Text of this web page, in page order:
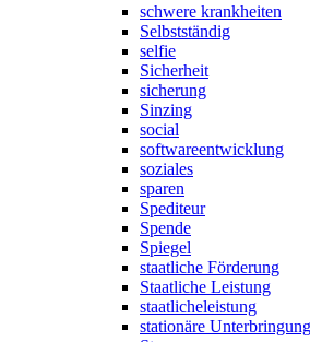
schwere krankheiten
Selbstständig
selfie
Sicherheit
sicherung
Sinzing
social
softwareentwicklung
soziales
sparen
Spediteur
Spende
Spiegel
staatliche Förderung
Staatliche Leistung
staatlicheleistung
stationäre Unterbringung